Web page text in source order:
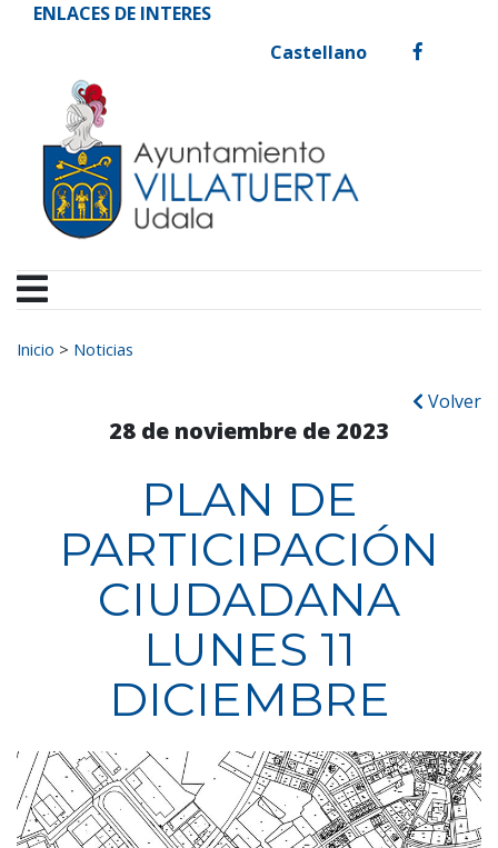
Ir al contenido
Ayuntamiento de
ENLACES DE INTERES
Castellano
facebook
Buscar:
Inicio > Noticias
Volver
28 de noviembre de 2023
PLAN DE
PARTICIPACIÓN
CIUDADANA
LUNES 11
DICIEMBRE